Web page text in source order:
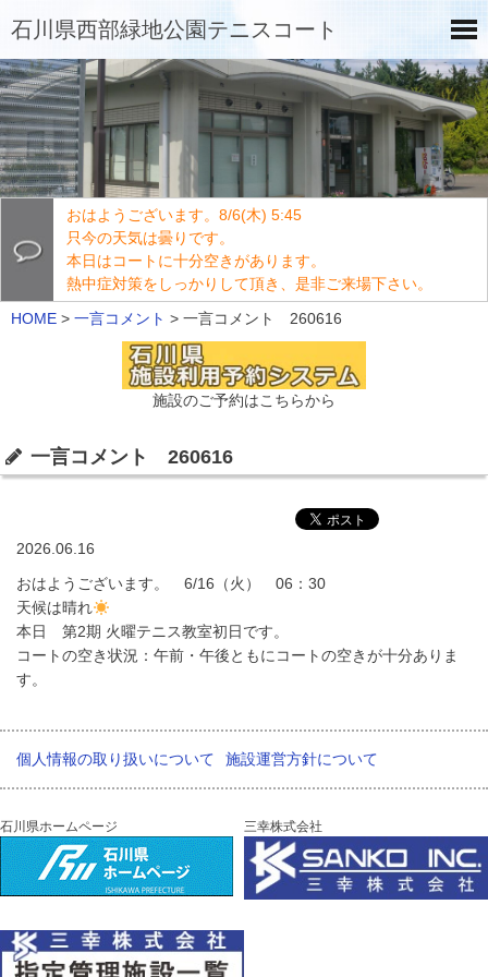
石川県西部緑地公園テニスコート
おはようございます。8/6(木) 5:45
只今の天気は曇りです。
本日はコートに十分空きがあります。
熱中症対策をしっかりして頂き、是非ご来場下さい。
HOME > 一言コメント > 一言コメント 260616
施設のご予約はこちらから
一言コメント 260616
2026.06.16
おはようございます。 6/16（火） 06：30
天候は晴れ
本日 第2期 火曜テニス教室初日です。
コートの空き状況：午前・午後ともにコートの空きが十分ありま
す。
個人情報の取り扱いについて 施設運営方針について
石川県ホームページ 三幸株式会社